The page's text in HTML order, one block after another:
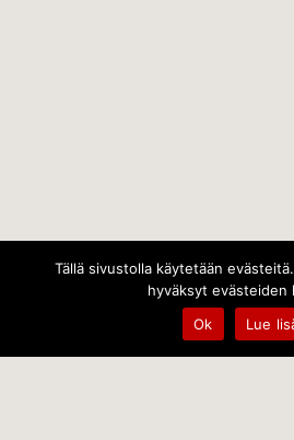
Tällä sivustolla käytetään
hyväksyt evästeiden
Ok
Lue